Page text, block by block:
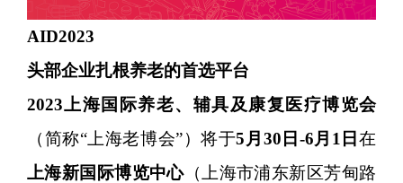
AID2023
头部企业扎根养老的首选平台
2023上海国际养老、辅具及康复医疗博览会
（简称“上海老博会”）将于5月30日-6月1日在
上海新国际博览中心（上海市浦东新区芳甸路